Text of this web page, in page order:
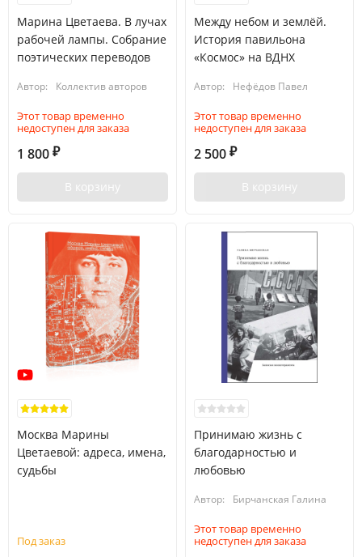
Марина Цветаева. В лучах
рабочей лампы. Собрание
поэтических переводов
Автор: Коллектив авторов
Этот товар временно
недоступен для заказа
1 800 ₽
В корзину
Между небом и землёй.
История павильона
«Космос» на ВДНХ
Автор: Нефёдов Павел
Этот товар временно
недоступен для заказа
2 500 ₽
В корзину
Москва Марины
Цветаевой: адреса, имена,
судьбы
Под заказ
Принимаю жизнь с
благодарностью и
любовью
Автор: Бирчанская Галина
Этот товар временно
недоступен для заказа